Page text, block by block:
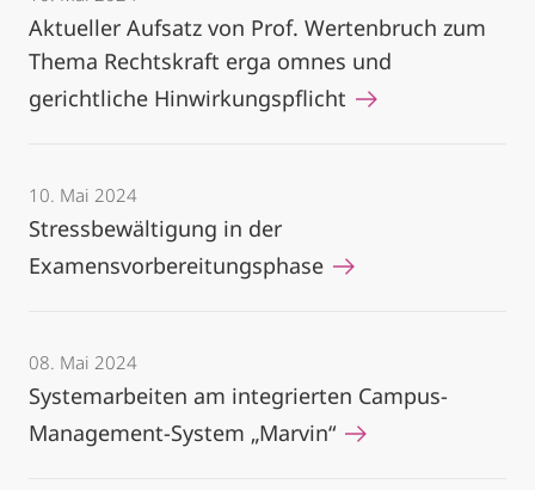
Aktueller Aufsatz von Prof. Wertenbruch zum
Thema Rechtskraft erga omnes und
gerichtliche Hinwirkungspflicht
10. Mai 2024
Stressbewältigung in der
Examensvorbereitungsphase
08. Mai 2024
Systemarbeiten am integrierten Campus-
Management-System „Marvin“